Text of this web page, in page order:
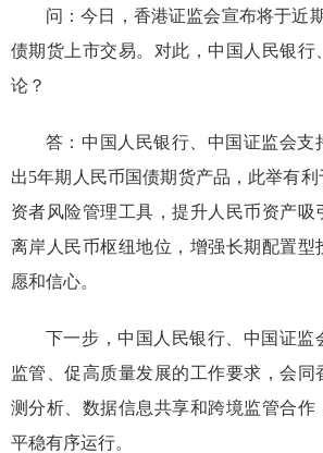
问：今日，香港证监会宣布将于近
债期货上市交易。对此，中国人民银行
论？
答： 中国人民银行、中国证监会支
出5年期人民币国债期货产品，此举有
资者风险管理工具，提升人民币资产吸
离岸人民币枢纽地位，增强长期配置型
愿和信心。
下一步，中国人民银行、中国证
监管、促高质量发展的工作要求，会同
测分析、数据信息共享和跨境监管合作
平稳有序运行。